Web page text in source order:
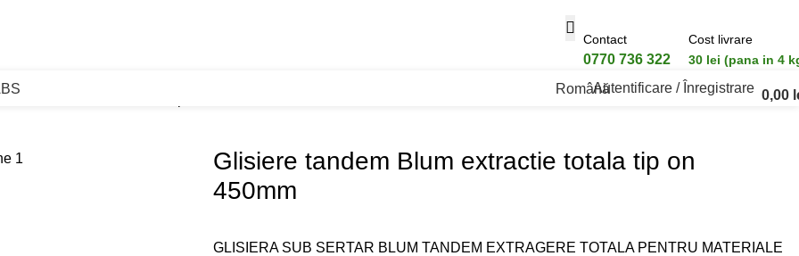
Contact
0770 736 322
Cost livrare
30 lei (pana in 4
RomânăAutentificare / Înregistrare 0,00
Glisiere tandem Blum extractie totala tip on
450mm
GLISIERA SUB SERTAR BLUM TANDEM EXTRAGERE TOTALA PENTRU MATERIALE